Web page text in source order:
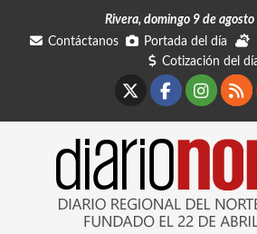
Rivera, domingo 9 de
Contáctanos
Portada del día
Cotización del